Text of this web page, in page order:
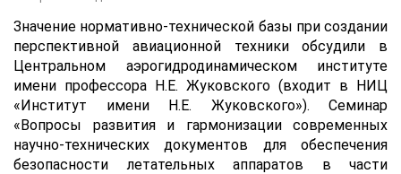
Значение нормативно-технической базы при создании
перспективной авиационной техники обсудили в
Центральном аэрогидродинамическом институте
имени профессора Н.Е. Жуковского (входит в НИЦ
«Институт имени Н.Е. Жуковского»). Семинар
«Вопросы развития и гармонизации современных
научно-технических документов для обеспечения
безопасности летательных аппаратов в части